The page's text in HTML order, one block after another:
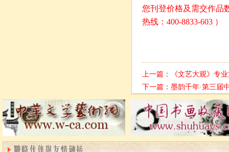
您刊登价格及需交作品
热线： 400-8833-603 ）
上一篇：
《文艺大观》专
下一篇： 墨韵千年·第三届